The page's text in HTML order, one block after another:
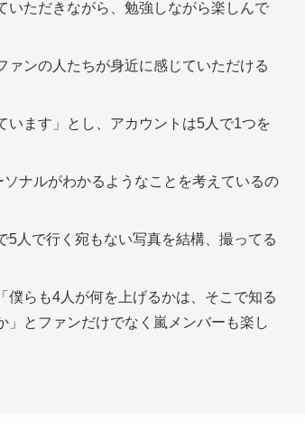
いただきながら、勉強しながら楽しんで
ァンの人たちが身近に感じていただける
ます」とし、アカウントは5人で1つを
ナルがわかるようなことを考えているの
人で行く宛もない写真を結構、撮ってる
らも4人が何を上げるかは、そこで知る
」とファンだけでなく嵐メンバーも楽し